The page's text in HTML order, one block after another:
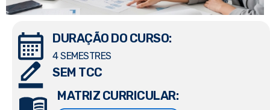
DURAÇÃO DO CURSO:
4 SEMESTRES
SEM TCC
MATRIZ CURRICULAR: